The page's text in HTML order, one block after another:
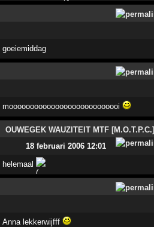
goeiemiddag
mooooooooooooooooooooooooooi
OUWEGEK WAUZITEIT MTF [M.O.T.P.C.]
18 februari 2006 12:01
helemaal
Anna lekkerwijfff